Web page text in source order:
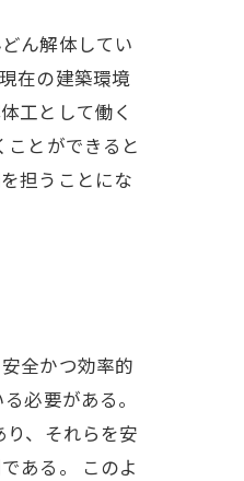
ん解体してい
在の建築環境
工として働く
とができると
担うことにな
全かつ効率的
必要がある。
、それらを安
ある。 このよ